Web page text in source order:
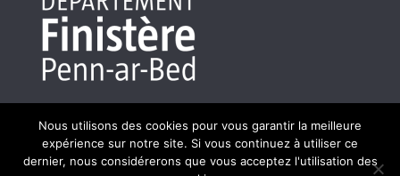
Site réalisé par HASLE - 56400 Brech - Photos : Jérôme
Nous utilisons des cookies pour vous garantir la meilleure
expérience sur notre site. Si vous continuez à utiliser ce
dernier, nous considérerons que vous acceptez l'utilisation des